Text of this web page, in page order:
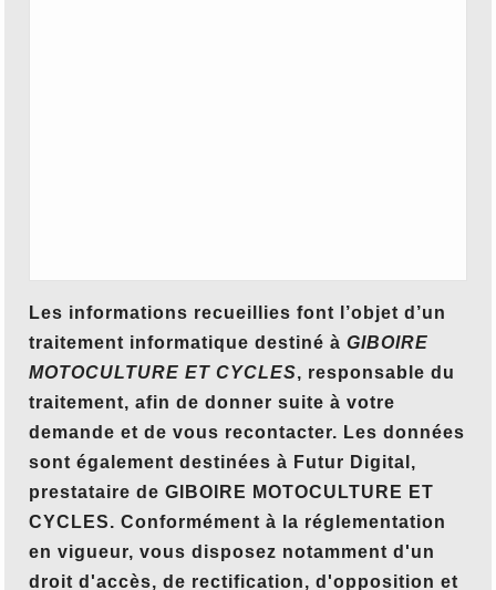
Les informations recueillies font l’objet d’un
traitement informatique destiné à GIBOIRE
MOTOCULTURE ET CYCLES, responsable du
traitement, afin de donner suite à votre
demande et de vous recontacter. Les données
sont également destinées à Futur Digital,
prestataire de GIBOIRE MOTOCULTURE ET
CYCLES. Conformément à la réglementation
en vigueur, vous disposez notamment d'un
droit d'accès, de rectification, d'opposition et